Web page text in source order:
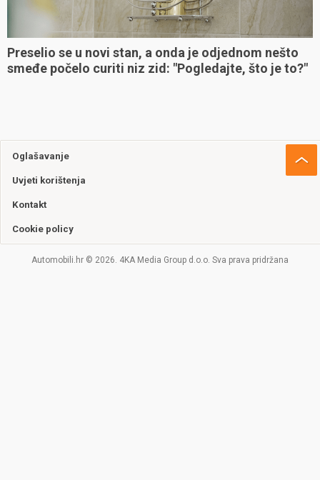
Preselio se u novi stan, a onda je odjednom nešto
smeđe počelo curiti niz zid: "Pogledajte, što je to?"
Oglašavanje
Uvjeti korištenja
Kontakt
Cookie policy
Automobili.hr © 2026. 4KA Media Group d.o.o. Sva prava pridržana